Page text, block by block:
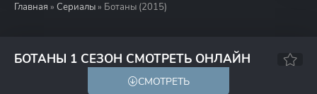
Главная » Сериалы » Ботаны (2015)
БОТАНЫ 1 СЕЗОН СМОТРЕТЬ ОНЛАЙН
5.9
СМОТРЕТЬ